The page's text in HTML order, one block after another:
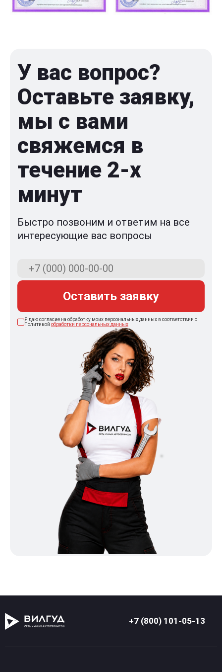
У вас вопрос?
Оставьте заявку,
мы с вами
свяжемся в
течение 2-x
минут
Быстро позвоним и ответим на все
интересующие вас вопросы
Оставить заявку
Я даю согласие на обработку моих персональных данных в соответствии с
Политикой обработки персональных данных
+7 (800) 101-05-13